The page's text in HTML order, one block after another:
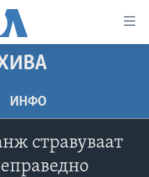
ИНФО
стравуваат